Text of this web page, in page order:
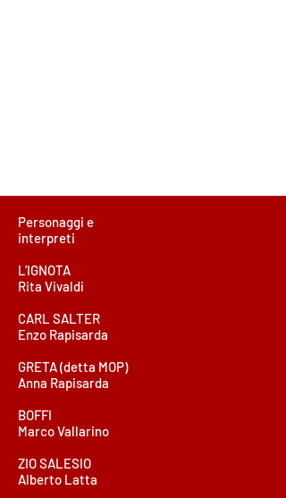
Personaggi e
interpreti
L’IGNOTA
Rita Vivaldi
CARL SALTER
Enzo Rapisarda
GRETA (detta MOP)
Anna Rapisarda
BOFFI
Marco Vallarino
ZIO SALESIO
Alberto Latta